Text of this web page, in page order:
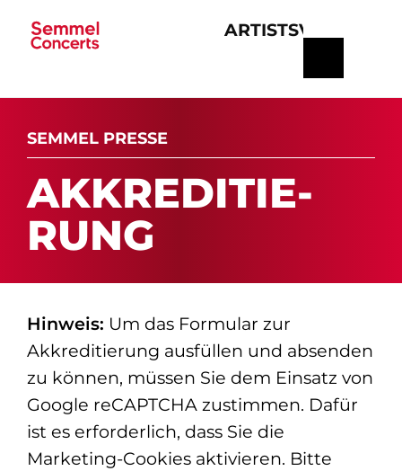
ARTISTS
SEMMEL PRESSE
AK­K­RE­DI­TIE­
RUNG
Hinweis: Um das Formular zur
Akkreditierung ausfüllen und absenden
zu können, müssen Sie dem Einsatz von
Google reCAPTCHA zustimmen. Dafür
ist es erforderlich, dass Sie die
Marketing-Cookies aktivieren. Bitte